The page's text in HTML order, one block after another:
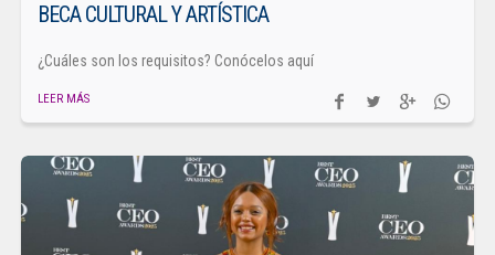
BECA CULTURAL Y ARTÍSTICA
¿Cuáles son los requisitos? Conócelos aquí
LEER MÁS